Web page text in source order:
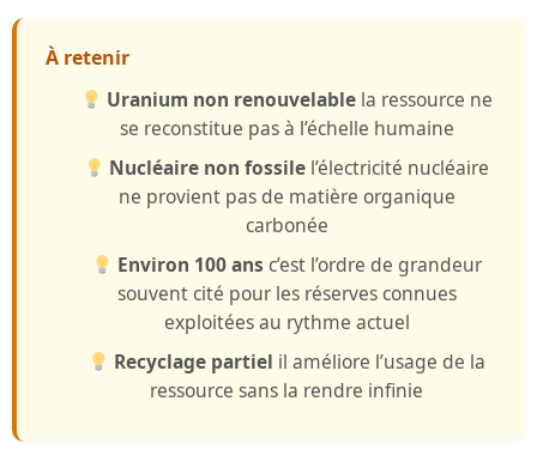
À retenir
Uranium non renouvelablela ressource ne
se reconstitue pas à l’échelle humaine
Nucléaire non fossile l’électricité nucléaire
ne provient pas de matière organique
carbonée
Environ 100 ans c’est l’ordre de grandeur
souvent cité pour les réserves connues
exploitées au rythme actuel
Recyclage partiel il améliore l’usage de la
ressource sans la rendre infinie